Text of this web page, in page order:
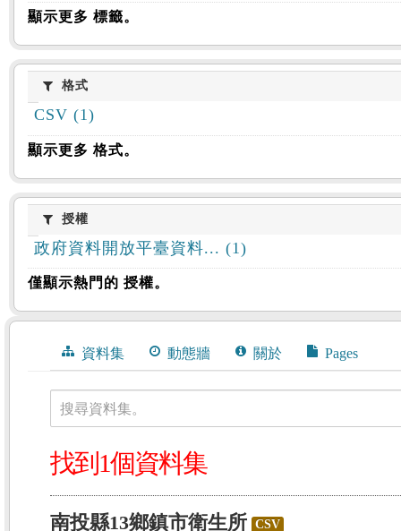
顯示更多 標籤。
格式格式
CSV (1)
顯示更多 格式。
授權授權
政府資料開放平臺資料... (1)
僅顯示熱門的 授權。
資料集 動態牆 關於 Pages
搜尋資料集。
找到1個資料集
南投縣13鄉鎮市衛生所 CSV